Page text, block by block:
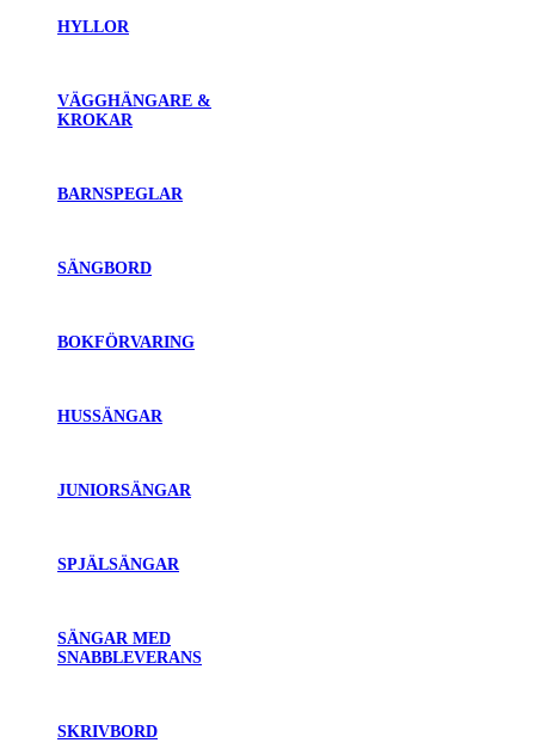
HYLLOR
VÄGGHÄNGARE &
KROKAR
BARNSPEGLAR
SÄNGBORD
BOKFÖRVARING
HUSSÄNGAR
JUNIORSÄNGAR
SPJÄLSÄNGAR
SÄNGAR MED
SNABBLEVERANS
SKRIVBORD